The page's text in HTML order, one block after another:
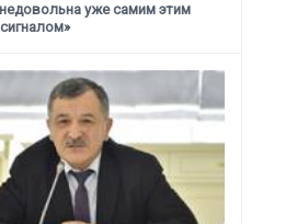
уже самим этим